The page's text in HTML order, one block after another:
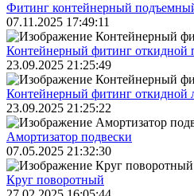
Фитинг контейнерный
07.11.2025 17:49:11
Контейнерный фитинг откидной
23.09.2025 21:25:49
Контейнерный фитинг откидной
23.09.2025 21:25:22
Амортизатор подвески
07.05.2025 21:32:30
Круг поворотный